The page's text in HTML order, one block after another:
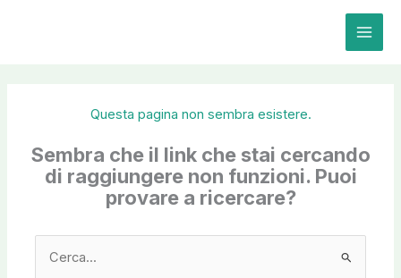
Questa pagina non sembra esistere.
Sembra che il link che stai cercando
di raggiungere non funzioni. Puoi
provare a ricercare?
Cerca: